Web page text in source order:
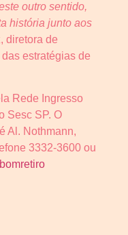
outro sentido,
história junto aos
diretora de
estratégias de
Rede Ingresso
Sesc SP. O
Al. Nothmann,
3332-3600 ou